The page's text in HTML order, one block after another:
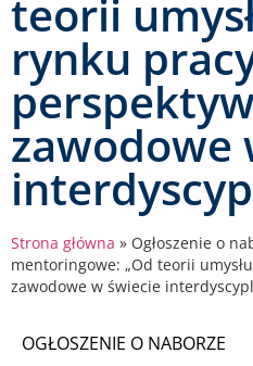
teorii
rynku
zawodowe
Strona główna » Ogłoszenie o
mentoringowe: „Od teorii
zawodowe w świecie
OGŁOSZENIE O NABORZE